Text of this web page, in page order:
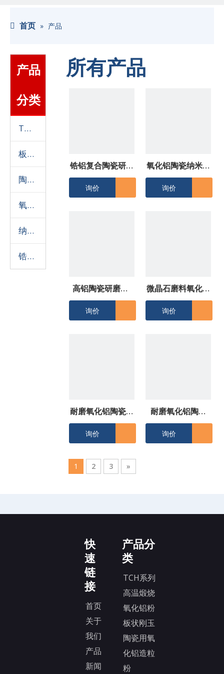
首页 » 产品
产品
分类
TCH系列高温煅烧氧化铝粉
板状刚玉
陶瓷用氧化铝造粒粉
氧化铝耐磨陶瓷
纳米陶瓷球
锆铝复合球
所有产品
锆铝复合陶瓷研磨
球5.0G/CM3
询价
氧化铝陶瓷纳米研
磨球
询价
高铝陶瓷研磨球/
缸
询价
微晶石磨料氧化铝
陶瓷磨珠
询价
耐磨氧化铝陶瓷衬
砖/片
询价
耐磨氧化铝陶瓷
管/陶瓷内衬钢管
询价
1 2 3 »
快
速
链
接
首页
关于
我们
产品
新闻
产品分
类
TCH系列
高温煅烧
氧化铝粉
板状刚玉
陶瓷用氧
化铝造粒
粉